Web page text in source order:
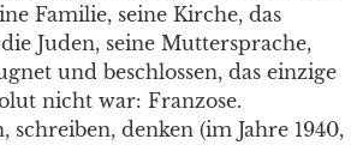
Familie, seine Kirche, das
Juden, seine Muttersprache,
und beschlossen, das einzige
nicht war: Franzose.
schreiben, denken (im Jahre 1940,